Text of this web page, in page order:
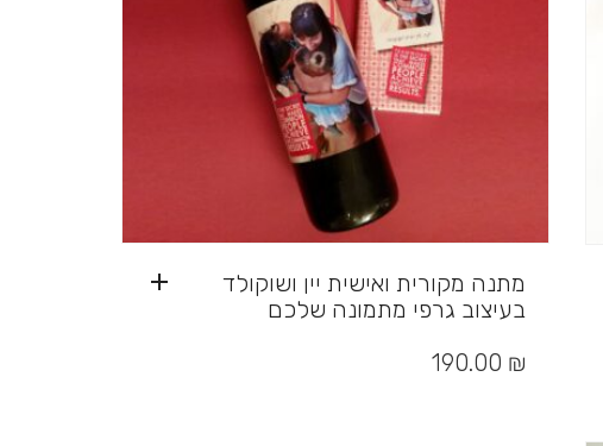
מתנה מקורית ואישית יין ושוקולד
בעיצוב גרפי מתמונה שלכם
190.00 ₪